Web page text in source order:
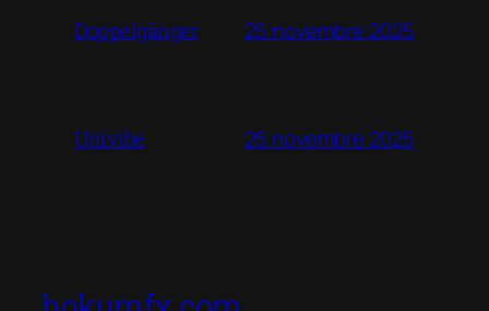
Doppelgänger 25 novembre 2025
Univibe 25 novembre 2025